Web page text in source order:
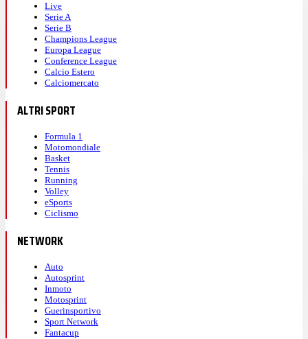
Live
Serie A
Serie B
Champions League
Europa League
Conference League
Calcio Estero
Calciomercato
ALTRI SPORT
Formula 1
Motomondiale
Basket
Tennis
Running
Volley
eSports
Ciclismo
NETWORK
Auto
Autosprint
Inmoto
Motosprint
Guerinsportivo
Sport Network
Fantacup